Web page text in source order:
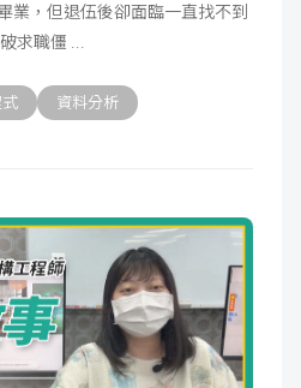
業，但退伍後卻面臨一直找不到
求職僵
式 資料分析